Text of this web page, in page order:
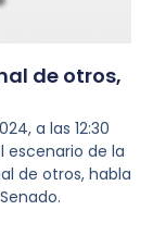
de otros,
a las 12:30
escenario de la
de otros, habla